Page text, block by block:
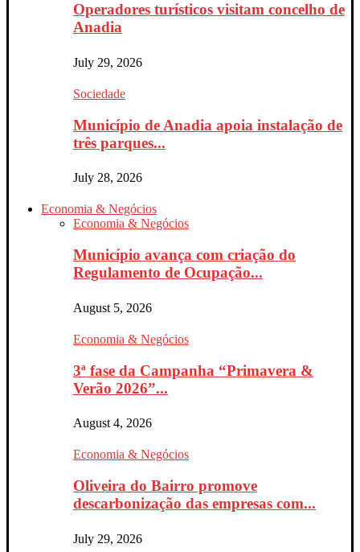
Operadores turísticos visitam concelho de
Anadia
July 29, 2026
Sociedade
Município de Anadia apoia instalação de
três parques...
July 28, 2026
Economia & Negócios
Economia & Negócios
Município avança com criação do
Regulamento de Ocupação...
August 5, 2026
Economia & Negócios
3ª fase da Campanha “Primavera &
Verão 2026”...
August 4, 2026
Economia & Negócios
Oliveira do Bairro promove
descarbonização das empresas com...
July 29, 2026